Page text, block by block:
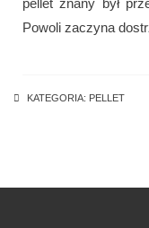
pellet znany był
Powoli zaczyna
KATEGORIA: PELLET